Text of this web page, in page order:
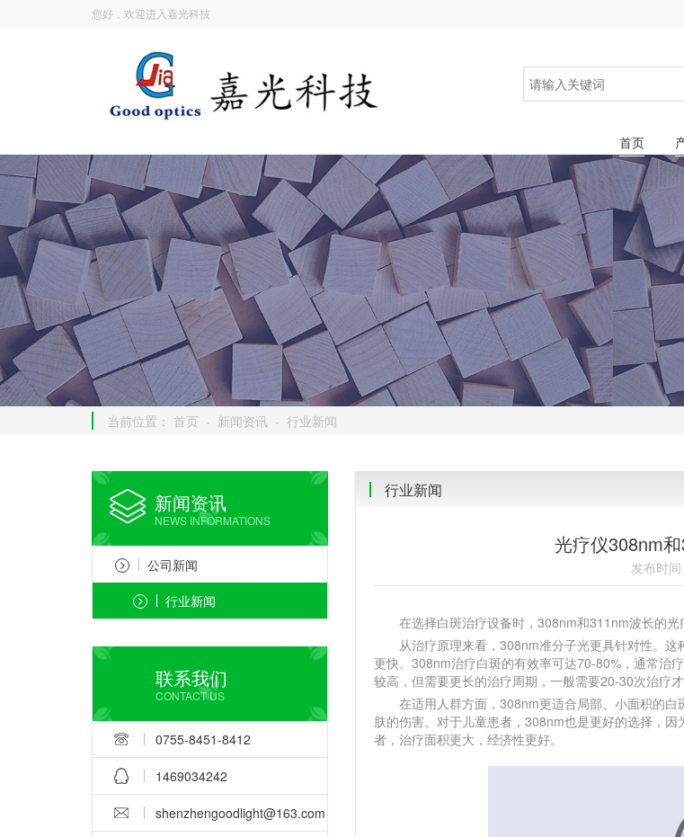
您好，欢迎进入嘉光科技
首页
当前位置： 首页 - 新闻资讯 - 行业新闻
新闻资讯
NEWS INFORMATIONS
公司新闻
行业新闻
联系我们
CONTACT US
0755-8451-8412
1469034242
shenzhengoodlight@163.com
行业新闻
光疗仪308nm
发布时
在选择白斑治疗设备时，308nm和311nm波长的光
从治疗原理来看，308nm准分子光更具针对性。这
更快。308nm治疗白斑的有效率可达70-80%，通常治
较高，但需要更长的治疗周期，一般需要20-30次治疗才
在适用人群方面，308nm更适合局部、小面积的白
肤的伤害。对于儿童患者，308nm也是更好的选择，
者，治疗面积更大，经济性更好。